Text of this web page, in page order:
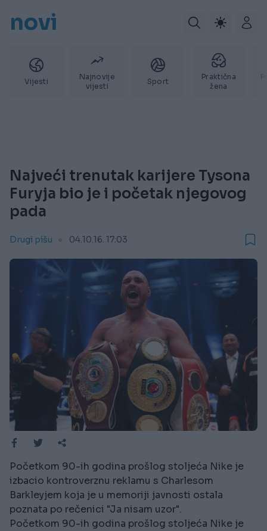
novi
Vijesti
Najnovije
vijesti
Sport
Praktična
žena
Najveći trenutak karijere Tysona
Furyja bio je i početak njegovog
pada
Drugi pišu 04.10.16. 17:03
Početkom 90-ih godina prošlog stoljeća Nike je
izbacio kontroverznu reklamu s Charlesom
Barkleyjem koja je u memoriji javnosti ostala
poznata po rečenici "Ja nisam uzor".
Početkom 90-ih godina prošlog stoljeća Nike je